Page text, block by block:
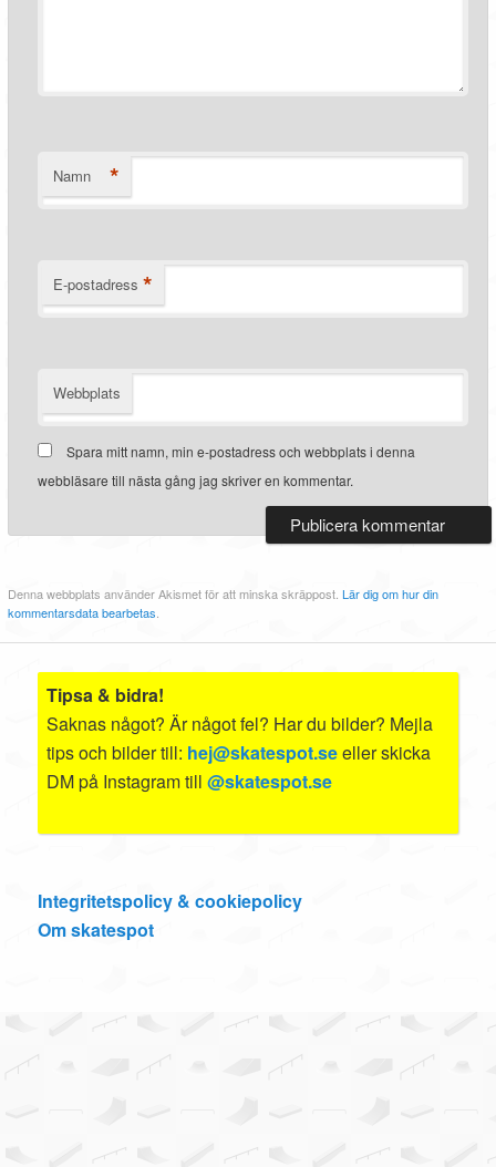
Namn *
E-postadress *
Webbplats
Spara mitt namn, min e-postadress och webbplats i denna
webbläsare till nästa gång jag skriver en kommentar.
Denna webbplats använder Akismet för att minska skräppost.Lär dig om hur din
kommentarsdata bearbetas.
Tipsa & bidra!
Saknas något? Är något fel? Har du bilder? Mejla
tips och bilder till: hej@skatespot.seeller skicka
DM på Instagram till@skatespot.se
Integritetspolicy & cookiepolicy
Om skatespot